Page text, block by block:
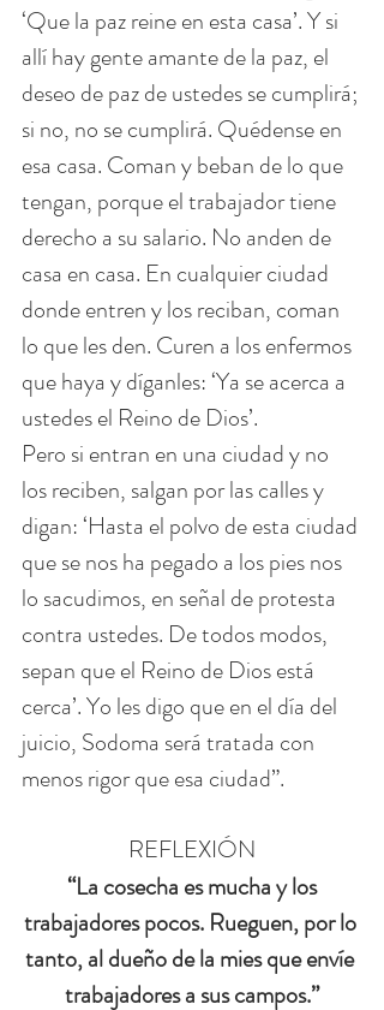
‘Que la paz reine en esta casa’. Y si
allí hay gente amante de la paz, el
deseo de paz de ustedes se cumplirá;
si no, no se cumplirá. Quédense en
esa casa. Coman y beban de lo que
tengan, porque el trabajador tiene
derecho a su salario. No anden de
casa en casa. En cualquier ciudad
donde entren y los reciban, coman
lo que les den. Curen a los enfermos
que haya y díganles: ‘Ya se acerca a
ustedes el Reino de Dios’.
Pero si entran en una ciudad y no
los reciben, salgan por las calles y
digan: ‘Hasta el polvo de esta ciudad
que se nos ha pegado a los pies nos
lo sacudimos, en señal de protesta
contra ustedes. De todos modos,
sepan que el Reino de Dios está
cerca’. Yo les digo que en el día del
juicio, Sodoma será tratada con
menos rigor que esa ciudad”.
REFLEXIÓN
trabajadores pocos. Rueguen, por lo
tanto, al dueño de la mies que envíe
trabajadores a sus campos.”